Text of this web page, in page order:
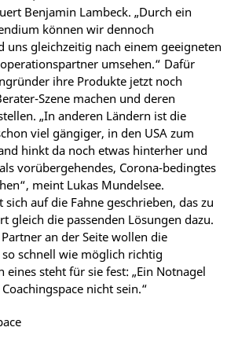
Benjamin Lambeck. „Durch ein
können wir dennoch
uns gleichzeitig nach einem geeigneten
umsehen.“ Dafür
ihre Produkte jetzt noch
Szene machen und deren
„In anderen Ländern ist die
viel gängiger, in den USA zum
hinkt da noch etwas hinterher und
vorübergehendes, Corona-bedingtes
meint Lukas Mundelsee.
sich auf die Fahne geschrieben, das zu
gleich die passenden Lösungen dazu.
an der Seite wollen die
schnell wie möglich richtig
eines steht für sie fest: „Ein Notnagel
nicht sein.“